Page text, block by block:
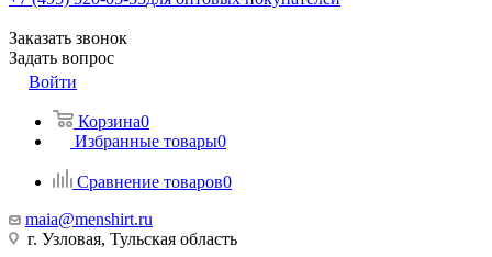
Заказать звонок
Задать вопрос
Войти
Корзина0
Избранные товары0
Сравнение товаров0
maia@menshirt.ru
г. Узловая, Тульская область